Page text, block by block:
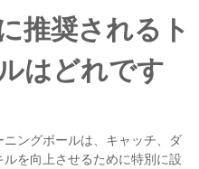
推奨されるト
はどれです
ングボールは、キャッチ、ダ
を向上させるために特別に設